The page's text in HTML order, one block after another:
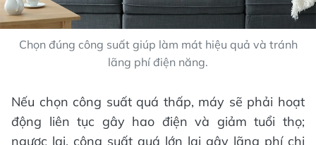
Chọn đúng công suất giúp làm mát hiệu quả và tránh
lãng phí điện năng.
Nếu chọn công suất quá thấp, máy sẽ phải hoạt
động liên tục gây hao điện và giảm tuổi thọ;
ngược lại, công suất quá lớn lại gây lãng phí chi